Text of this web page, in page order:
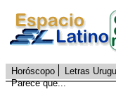
Horóscopo Letras
Parece que...